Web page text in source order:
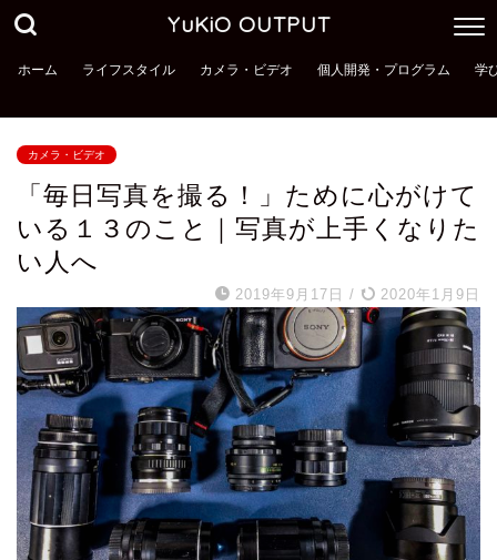
YuKiO OUTPUT
ホーム ライフスタイル カメラ・ビデオ 個人開発・プログラム 学
カメラ・ビデオ
「毎日写真を撮る！」ために心がけて
いる１３のこと｜写真が上手くなりた
い人へ
2019年9月17日 / 2020年1月9日